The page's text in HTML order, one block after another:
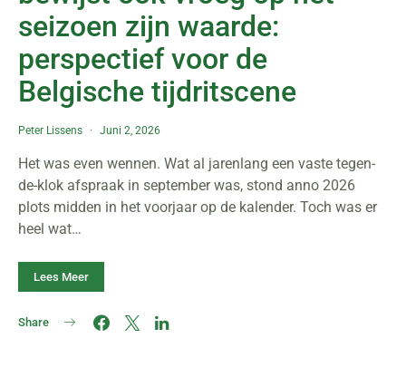
seizoen zijn waarde:
perspectief voor de
Belgische tijdritscene
Peter Lissens Juni 2, 2026
Het was even wennen. Wat al jarenlang een vaste tegen-
de-klok afspraak in september was, stond anno 2026
plots midden in het voorjaar op de kalender. Toch was er
heel wat…
Lees Meer
Share